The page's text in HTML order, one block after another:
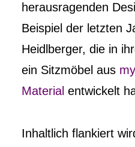
herausragenden
Beispiel der letzten
Heidlberger, die in
ein Sitzmöbel aus
Material entwickelt
Inhaltlich flankiert